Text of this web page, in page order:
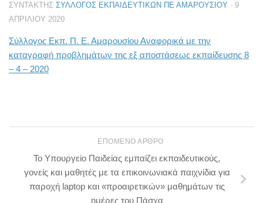
ΣΥΝΤΆΚΤΗΣ ΣΎΛΛΟΓΟΣ ΕΚΠΑΙΔΕΥΤΙΚΏΝ ΠΕ ΑΜΑΡΟΥΣΊΟΥ · 9
ΑΠΡΙΛΊΟΥ 2020
Σύλλογος Εκπ. Π. Ε. Αμαρουσίου Αναφορικά με την
καταγραφή προβλημάτων της εξ αποστάσεως εκπαίδευσης 8
– 4 – 2020
ΕΠΌΜΕΝΟ ΆΡΘΡΟ
Το Υπουργείο Παιδείας εμπαίζει εκπαιδευτικούς,
γονείς και μαθητές με τα επικοινωνιακά παιχνίδια για
παροχή laptop και «προαιρετικών» μαθημάτων τις
ημέρες του Πάσχα